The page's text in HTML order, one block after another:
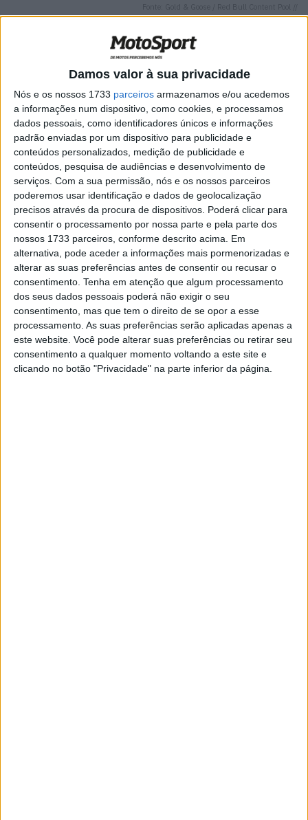
Damos valor à sua privacidade
Nós e os nossos 1733 parceiros armazenamos e/ou acedemos
a informações num dispositivo, como cookies, e processamos
dados pessoais, como identificadores únicos e informações
padrão enviadas por um dispositivo para publicidade e
conteúdos personalizados, medição de publicidade e
conteúdos, pesquisa de audiências e desenvolvimento de
serviços. Com a sua permissão, nós e os nossos parceiros
poderemos usar identificação e dados de geolocalização
precisos através da procura de dispositivos. Poderá clicar para
consentir o processamento por nossa parte e pela parte dos
nossos 1733 parceiros, conforme descrito acima. Em
alternativa, pode aceder a informações mais pormenorizadas e
alterar as suas preferências antes de consentir ou recusar o
consentimento. Tenha em atenção que algum processamento
dos seus dados pessoais poderá não exigir o seu
consentimento, mas que tem o direito de se opor a esse
processamento. As suas preferências serão aplicadas apenas a
este website. Você pode alterar suas preferências ou retirar seu
consentimento a qualquer momento voltando a este site e
clicando no botão "Privacidade" na parte inferior da página.
Fonte: Gold & Goose / Red Bull Content Pool //
🔊 Ouvir artigo
A Red Bull KTM Tech3 confirmou que Maverick Viñales
regressa à ação no MotoGP™ este fim de semana no
Grande Prémio da Catalunha (Monster Energy Grand Prix
of Catalunya), marcando um regresso altamente
aguardado após um período de recuperação de uma
cirurgia ao ombro.
O piloto espanhol está afastado desde a sua desistência
no GP dos EUA devido a complicações relacionadas com
uma lesão no ombro anteriormente sofrida. Viñales teve
de ser submetido a uma cirurgia corretiva no final de
março e, posteriormente, falhou as rondas de Jerez e Le
Mans enquanto se focava em recuperar totalmente a
sua condição física, com a equipa a dar prioridade à sua
saúde e desempenho a longo prazo em vez de um